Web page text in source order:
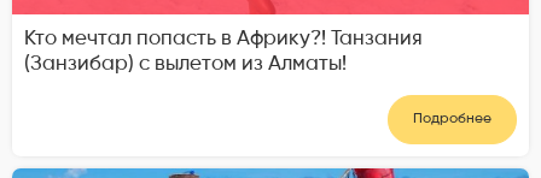
Кто мечтал попасть в Африку?! Танзания
(Занзибар) с вылетом из Алматы!
Подробнее